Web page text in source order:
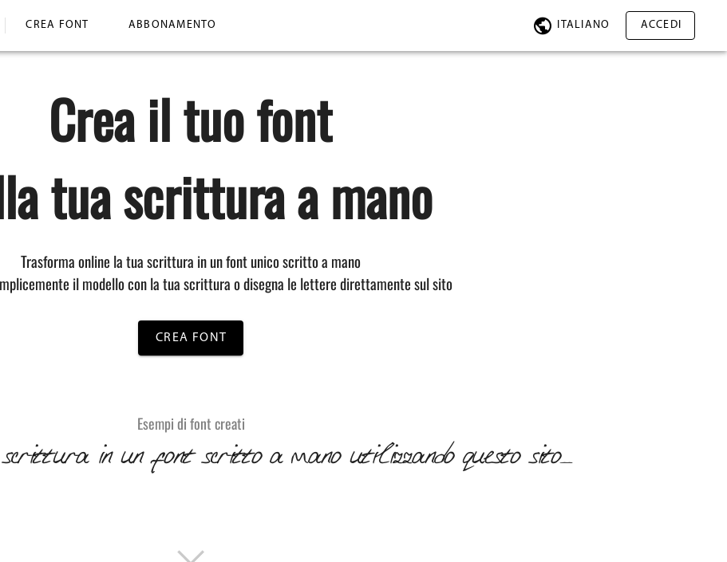
CREA FONT ABBONAMENTO ITALIANO ACCEDI
Crea il tuo font
tua scrittura a mano
Trasforma online la tua scrittura in un font unico scritto a mano
il modello con la tua scrittura o disegna le lettere direttamente sul sito
CREA FONT
Esempi di font creati
in un font scritto a mano utilizzando questo sito_